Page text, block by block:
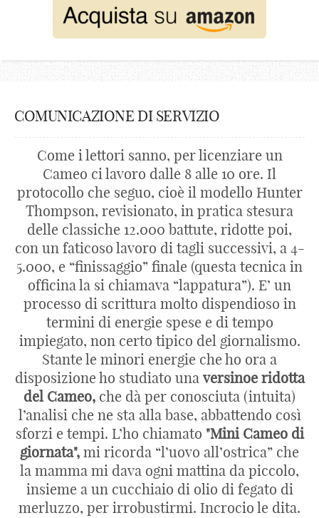
COMUNICAZIONE DI SERVIZIO
Come i lettori sanno, per licenziare un
Cameo ci lavoro dalle 8 alle 10 ore. Il
protocollo che seguo, cioè il modello Hunter
Thompson, revisionato, in pratica stesura
delle classiche 12.000 battute, ridotte poi,
con un faticoso lavoro di tagli successivi, a 4-
5.000, e “finissaggio” finale (questa tecnica in
officina la si chiamava “lappatura”). E’ un
processo di scrittura molto dispendioso in
termini di energie spese e di tempo
impiegato, non certo tipico del giornalismo.
Stante le minori energie che ho ora a
disposizione ho studiato una versinoe ridotta
del Cameo, che dà per conosciuta (intuita)
l’analisi che ne sta alla base, abbattendo così
sforzi e tempi. L’ho chiamato "Mini Cameo di
giornata", mi ricorda “l’uovo all’ostrica” che
la mamma mi dava ogni mattina da piccolo,
insieme a un cucchiaio di olio di fegato di
merluzzo, per irrobustirmi. Incrocio le dita.